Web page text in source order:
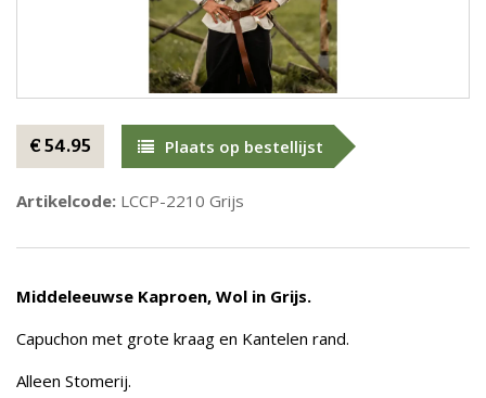
€ 54.95 Plaats op bestellijst
Artikelcode: LCCP-2210 Grijs
Middeleeuwse Kaproen, Wol in Grijs.
Capuchon met grote kraag en Kantelen rand.
Alleen Stomerij.